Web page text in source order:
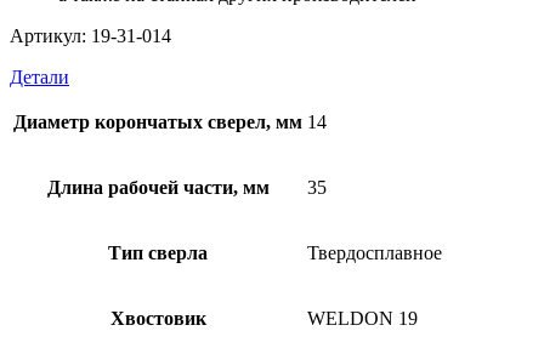
Артикул: 19-31-014
Детали
Диаметр корончатых сверел, мм 14
Длина рабочей части, мм 35
Тип сверла Твердосплавное
Хвостовик WELDON 19